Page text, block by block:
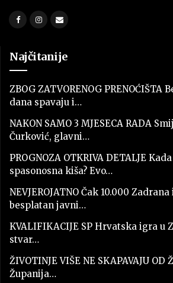
Najčitanije
ZBOG ZATVORENOG PRENOĆIŠTA
dana spavaju i…
NAKON SAMO 3 MJESECA RADA
Čurković, glavni…
PROGNOZA OTKRIVA DETALJE
spasonosna kiša? Evo…
NEVJEROJATNO Čak 10.000
besplatan javni…
KVALIFIKACIJE SP Hrvatska igra u
stvar…
ŽIVOTINJE VIŠE NE SKAPAVAJU OD
Županija…